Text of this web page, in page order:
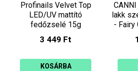
Profinails Velvet Top
LED/UV mattító
fedőzselé 15g
3 449 Ft
KOSÁRBA
CANNI
lakk
- Fairy